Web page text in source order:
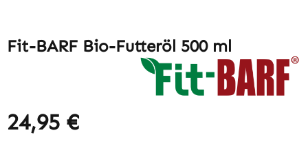
Fit-BARF Bio-Futteröl 500 ml
Regulärer Preis:
24,95 €